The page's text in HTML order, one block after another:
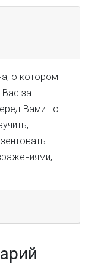
о котором
Вас за
Вами по